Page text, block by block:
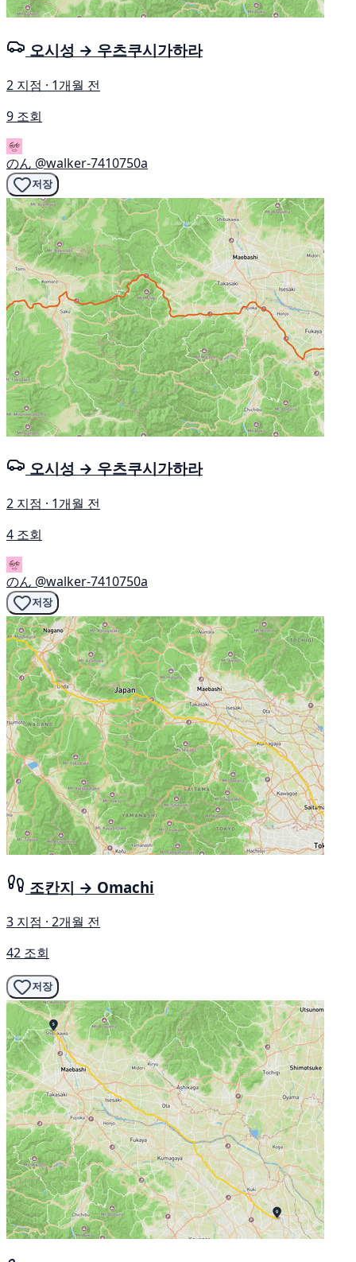
오시성 → 우츠쿠시가하라
2 지점 · 1개월 전
9 조회
のん @walker-7410750a
저장
오시성 → 우츠쿠시가하라
2 지점 · 1개월 전
4 조회
のん @walker-7410750a
저장
조칸지 → Omachi
3 지점 · 2개월 전
42 조회
저장